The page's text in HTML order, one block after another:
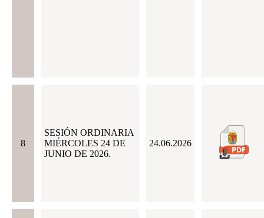
8
SESIÓN ORDINARIA
MIÉRCOLES 24 DE
JUNIO DE 2026.
24.06.2026